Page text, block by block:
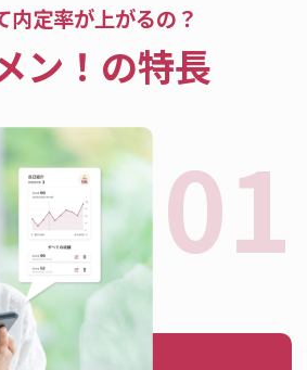
内定率が上がるの？
ン！の特長